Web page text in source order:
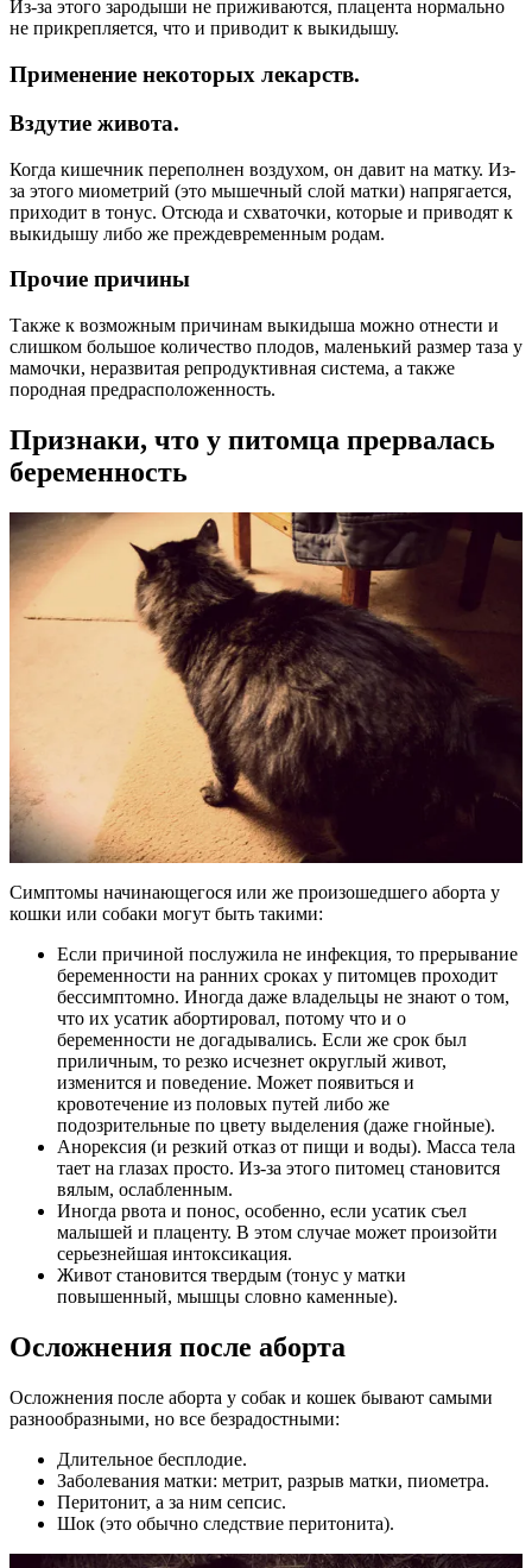
Из-за этого зародыши не приживаются, плацента нормально
не прикрепляется, что и приводит к выкидышу.
Применение некоторых лекарств.
Вздутие живота.
Когда кишечник переполнен воздухом, он давит на матку. Из-
за этого миометрий (это мышечный слой матки) напрягается,
приходит в тонус. Отсюда и схваточки, которые и приводят к
выкидышу либо же преждевременным родам.
Прочие причины
Также к возможным причинам выкидыша можно отнести и
слишком большое количество плодов, маленький размер таза у
мамочки, неразвитая репродуктивная система, а также
породная предрасположенность.
Признаки, что у питомца прервалась
беременность
Симптомы начинающегося или же произошедшего аборта у
кошки или собаки могут быть такими:
Если причиной послужила не инфекция, то прерывание
беременности на ранних сроках у питомцев проходит
бессимптомно. Иногда даже владельцы не знают о том,
что их усатик абортировал, потому что и о
беременности не догадывались. Если же срок был
приличным, то резко исчезнет округлый живот,
изменится и поведение. Может появиться и
кровотечение из половых путей либо же
подозрительные по цвету выделения (даже гнойные).
Анорексия (и резкий отказ от пищи и воды). Масса тела
тает на глазах просто. Из-за этого питомец становится
вялым, ослабленным.
Иногда рвота и понос, особенно, если усатик съел
малышей и плаценту. В этом случае может произойти
серьезнейшая интоксикация.
Живот становится твердым (тонус у матки
повышенный, мышцы словно каменные).
Осложнения после аборта
Осложнения после аборта у собак и кошек бывают самыми
разнообразными, но все безрадостными:
Длительное бесплодие.
Заболевания матки: метрит, разрыв матки, пиометра.
Перитонит, а за ним сепсис.
Шок (это обычно следствие перитонита).